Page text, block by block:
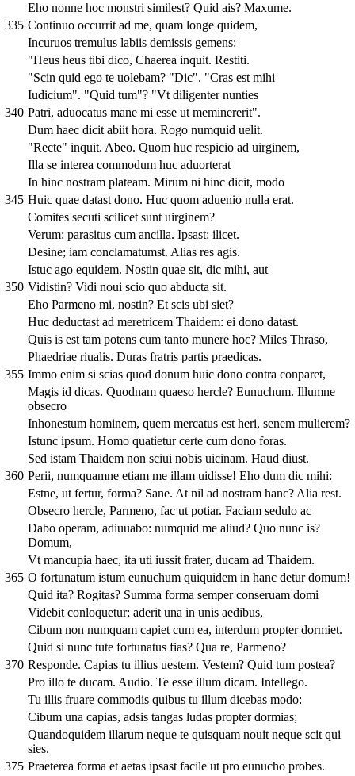
Eho nonne hoc monstri similest? Quid ais? Maxume.
335 Continuo occurrit ad me, quam longe quidem,
Incuruos tremulus labiis demissis gemens:
"Heus heus tibi dico, Chaerea inquit. Restiti.
"Scin quid ego te uolebam? "Dic". "Cras est mihi
Iudicium". "Quid tum"? "Vt diligenter nunties
340 Patri, aduocatus mane mi esse ut meminererit".
Dum haec dicit abiit hora. Rogo numquid uelit.
"Recte" inquit. Abeo. Quom huc respicio ad uirginem,
Illa se interea commodum huc aduorterat
In hinc nostram plateam. Mirum ni hinc dicit, modo
345 Huic quae datast dono. Huc quom aduenio nulla erat.
Comites secuti scilicet sunt uirginem?
Verum: parasitus cum ancilla. Ipsast: ilicet.
Desine; iam conclamatumst. Alias res agis.
Istuc ago equidem. Nostin quae sit, dic mihi, aut
350 Vidistin? Vidi noui scio quo abducta sit.
Eho Parmeno mi, nostin? Et scis ubi siet?
Huc deductast ad meretricem Thaidem: ei dono datast.
Quis is est tam potens cum tanto munere hoc? Miles Thraso,
Phaedriae riualis. Duras fratris partis praedicas.
355 Immo enim si scias quod donum huic dono contra conparet,
Magis id dicas. Quodnam quaeso hercle? Eunuchum. Illumne
obsecro
Inhonestum hominem, quem mercatus est heri, senem mulierem?
Istunc ipsum. Homo quatietur certe cum dono foras.
Sed istam Thaidem non sciui nobis uicinam. Haud diust.
360 Perii, numquamne etiam me illam uidisse! Eho dum dic mihi:
Estne, ut fertur, forma? Sane. At nil ad nostram hanc? Alia rest.
Obsecro hercle, Parmeno, fac ut potiar. Faciam sedulo ac
Dabo operam, adiuuabo: numquid me aliud? Quo nunc is?
Domum,
Vt mancupia haec, ita uti iussit frater, ducam ad Thaidem.
365 O fortunatum istum eunuchum quiquidem in hanc detur domum!
Quid ita? Rogitas? Summa forma semper conseruam domi
Videbit conloquetur; aderit una in unis aedibus,
Cibum non numquam capiet cum ea, interdum propter dormiet.
Quid si nunc tute fortunatus fias? Qua re, Parmeno?
370 Responde. Capias tu illius uestem. Vestem? Quid tum postea?
Pro illo te ducam. Audio. Te esse illum dicam. Intellego.
Tu illis fruare commodis quibus tu illum dicebas modo:
Cibum una capias, adsis tangas ludas propter dormias;
Quandoquidem illarum neque te quisquam nouit neque scit qui
sies.
375 Praeterea forma et aetas ipsast facile ut pro eunucho probes.